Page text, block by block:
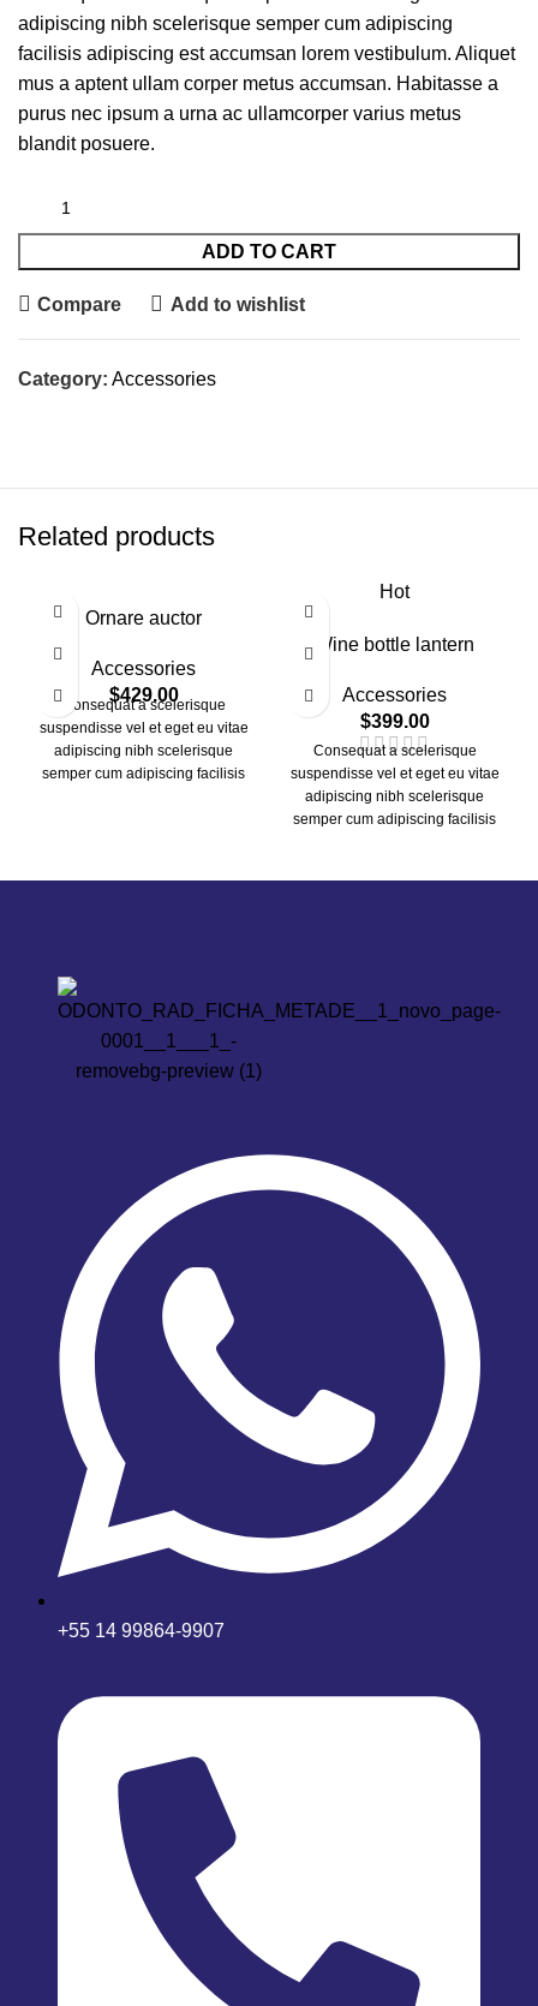
adipiscing nibh scelerisque semper cum adipiscing
facilisis adipiscing est accumsan lorem vestibulum. Aliquet
mus a aptent ullam corper metus accumsan. Habitasse a
purus nec ipsum a urna ac ullamcorper varius metus
blandit posuere.
ADD TO CART
Compare Add to wishlist
Category: Accessories
Related products
Ornare auctor
Accessories
$429.00
Consequat a scelerisque
suspendisse vel et eget eu vitae
adipiscing nibh scelerisque
semper cum adipiscing facilisis
Hot
Wine bottle lantern
Accessories
$399.00
Consequat a scelerisque
suspendisse vel et eget eu vitae
adipiscing nibh scelerisque
semper cum adipiscing facilisis
+55 14 99864-9907